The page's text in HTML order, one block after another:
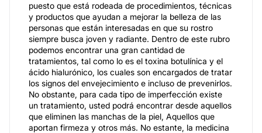
puesto que está rodeada de procedimientos, técnicas
y productos que ayudan a mejorar la belleza de las
personas que están interesadas en que su rostro
siempre busca joven y radiante. Dentro de este rubro
podemos encontrar una gran cantidad de
tratamientos, tal como lo es el toxina botulínica y el
ácido hialurónico, los cuales son encargados de tratar
los signos del envejecimiento e incluso de prevenirlos.
No obstante, para cada tipo de imperfección existe
un tratamiento, usted podrá encontrar desde aquellos
que eliminen las manchas de la piel, Aquellos que
aportan firmeza y otros más. No estante, la medicina